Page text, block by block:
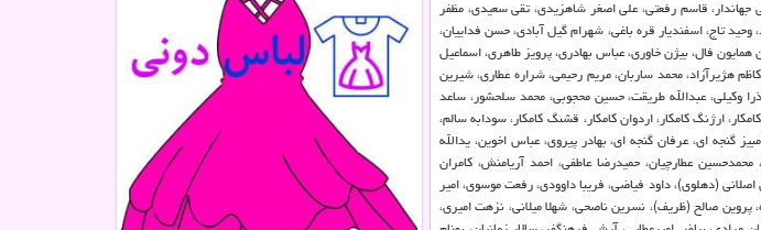
جهاندار، قاسم رفعتی، علی اصغر شاهزیدی، تقی سعیدی، مظفر
تاج، اسفندیار قره باغی، شهرام گیل آبادی، حسن فداییان،
فال، بیژن خاوری، عباس بهادری، پرویز طاهری، اسماعیل
هژیرآزاد، محمد ساربان، مریم رحیمی، شراره عطاری، شیرین
وكیلی، عبدالله طریقت، حسین محجوبی، محمد سلحشور، ساعد
ارژنگ كامكار، اردوان كامكار، قشنگ كامكار، سودابه سالم،
گنجه ای، عرفان گنجه ای، بهادر پیروی، عباس اخوین، یدالله
عطارچیان، حمیدرضا عاطفی، احمد آریامنش، كامران
اصلانی (دهلوی)، داود فیاضی، فریبا داوودی، رفعت موسوی، امیر
پروین صالح (ظریف)، نسرین ناصحی، شهلا میلانی، نزهت امیری،